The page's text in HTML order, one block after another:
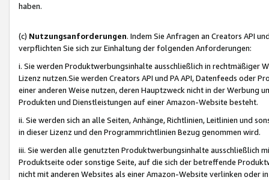
haben.
(c) Nutzungsanforderungen. Indem Sie Anfragen an Creators API
verpflichten Sie sich zur Einhaltung der folgenden Anforderungen:
i. Sie werden Produktwerbungsinhalte ausschließlich in rechtmäßiger
Lizenz nutzen.Sie werden Creators API und PA API, Datenfeeds oder
einer anderen Weise nutzen, deren Hauptzweck nicht in der Werbung
Produkten und Dienstleistungen auf einer Amazon-Website besteht.
ii. Sie werden sich an alle Seiten, Anhänge, Richtlinien, Leitlinien und
in dieser Lizenz und den Programmrichtlinien Bezug genommen wird.
iii. Sie werden alle genutzten Produktwerbungsinhalte ausschließlich
Produktseite oder sonstige Seite, auf die sich der betreffende
nicht mit anderen Websites als einer Amazon-Website verlinken oder